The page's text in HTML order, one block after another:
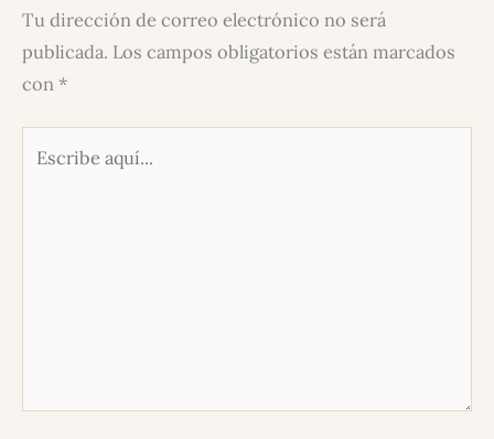
Tu dirección de correo electrónico no será
publicada. Los campos obligatorios están marcados
con *
aquí...